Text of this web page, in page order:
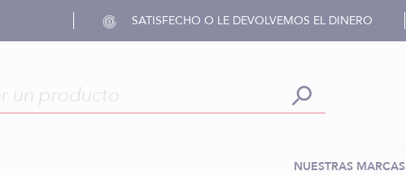
SATISFECHO O LE DEVOLVEMOS EL DINERO
NUESTRAS MARCAS